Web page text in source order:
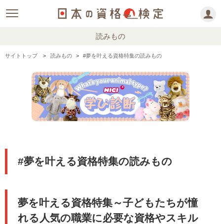
読みもの
サイトトップ 読みもの #夢を叶える資格特集の読みもの
#夢を叶える資格特集の読みもの
夢を叶える資格特集～子どもたちが憧
れる人気の職業に必要な資格やスキル